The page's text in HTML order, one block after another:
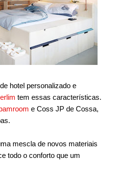
A resposta da
hotel personalizado e
tem essas características.
e Coss JP de Cossa,
mescla de novos materiais
todo o conforto que um